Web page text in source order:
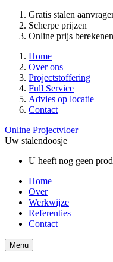
Gratis stalen
Scherpe prijzen
Online prijs berekenen
Home
Over ons
Projectstoffering
Full Service
Advies op locatie
Contact
Online Projectvloer
Uw stalendoosje
U heeft nog geen
Home
Over
Werkwijze
Referenties
Contact
Menu